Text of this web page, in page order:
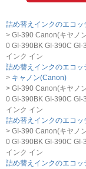
詰め替えインクのエコッ
GI-390 Canon(キヤノ
0 GI-390BK GI-390C
インク イン
詰め替えインクのエコッ
キャノン(Canon)
GI-390 Canon(キヤノ
0 GI-390BK GI-390C
インク イン
詰め替えインクのエコッ
GI-390 Canon(キヤノ
0 GI-390BK GI-390C
インク イン
詰め替えインクのエコッ